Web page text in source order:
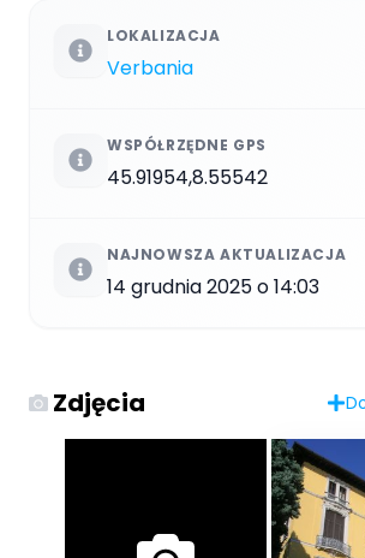
LOKALIZACJA
Verbania
WSPÓŁRZĘDNE GPS
45.91954,8.55542
NAJNOWSZA AKTUALIZACJA
14 grudnia 2025 o 14:03
Zdjęcia